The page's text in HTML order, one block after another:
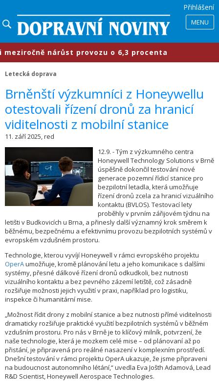
Přihlášení
MENU
nárůst provozu o 6,3 procenta
Letecká doprava
​Brněnští výzkumníci z Honeywellu
otestovali řízení dronů za hranicí
viditelnosti z mobilní stanice
11. září 2025, red
12.9. - Tým z výzkumného centra
Honeywell Technology Solutions v Brně
úspěšně dokončil testování nové
generace pozemní řídicí stanice pro
bezpilotní letadla, která umožňuje
řízení dronů zcela za hranicí vizuálního
kontaktu (BVLOS). Testovací lety
proběhly v prvním zářijovém týdnu na
letišti v Budkovicích u Brna, a přinesly další významný krok směrem k
běžnému, bezpečnému a efektivnímu provozu bezpilotních systémů v
evropském vzdušném prostoru.
Technologie, kterou vyvíjí Honeywell v rámci evropského projektu
OperAumožňuje, kromě plánování letu a jeho komunikace s dalšími
systémy, přesné dálkové řízení dronů odkudkoli, bez nutnosti
vizuálního kontaktu a bez pevného zázemí letiště, což zásadně
rozšiřuje možnosti jejich využití v praxi, například pro logistiku,
inspekce či humanitární mise.
„Možnost řídit drony z mobilní stanice a bez nutnosti přímé viditelnosti
dramaticky rozšiřuje praktické využití bezpilotních systémů v běžném
vzdušním prostoru. Pro nás v Brně je to klíčový milník, potvrzení, že
naše technologie, která je mozkem celé mise – od plánovaní až po
přistání, je připravená pro reálné nasazení v komplexním prostředí.
Dnešní testování v rámci projektu OperA ukazuje, že jsme připraveni
na budoucnost autonomního létání,“ uvedla Eva Jošth Adamová, Lead
R&D Scientist, Honeywell Aerospace Technologies.